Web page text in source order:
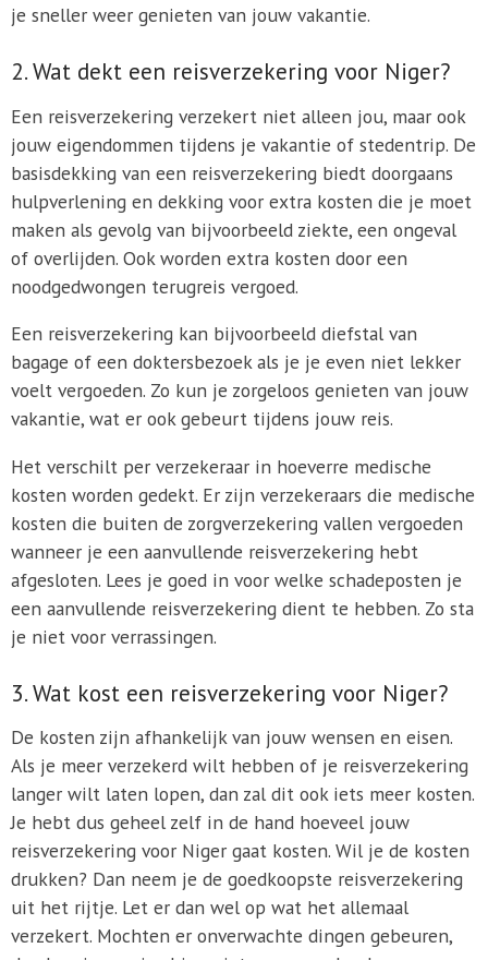
je sneller weer genieten van jouw vakantie.
2. Wat dekt een reisverzekering voor Niger?
Een reisverzekering verzekert niet alleen jou, maar ook
jouw eigendommen tijdens je vakantie of stedentrip. De
basisdekking van een reisverzekering biedt doorgaans
hulpverlening en dekking voor extra kosten die je moet
maken als gevolg van bijvoorbeeld ziekte, een ongeval
of overlijden. Ook worden extra kosten door een
noodgedwongen terugreis vergoed.
Een reisverzekering kan bijvoorbeeld diefstal van
bagage of een doktersbezoek als je je even niet lekker
voelt vergoeden. Zo kun je zorgeloos genieten van jouw
vakantie, wat er ook gebeurt tijdens jouw reis.
Het verschilt per verzekeraar in hoeverre medische
kosten worden gedekt. Er zijn verzekeraars die medische
kosten die buiten de zorgverzekering vallen vergoeden
wanneer je een aanvullende reisverzekering hebt
afgesloten. Lees je goed in voor welke schadeposten je
een aanvullende reisverzekering dient te hebben. Zo sta
je niet voor verrassingen.
3. Wat kost een reisverzekering voor Niger?
De kosten zijn afhankelijk van jouw wensen en eisen.
Als je meer verzekerd wilt hebben of je reisverzekering
langer wilt laten lopen, dan zal dit ook iets meer kosten.
Je hebt dus geheel zelf in de hand hoeveel jouw
reisverzekering voor Niger gaat kosten. Wil je de kosten
drukken? Dan neem je de goedkoopste reisverzekering
uit het rijtje. Let er dan wel op wat het allemaal
verzekert. Mochten er onverwachte dingen gebeuren,